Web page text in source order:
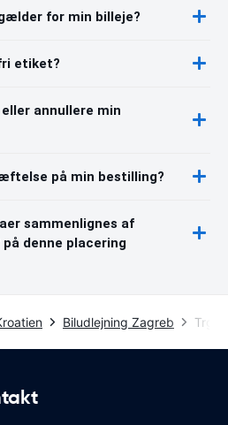
for min billeje?
etiket?
annullere min
på min bestilling?
sammenlignes af
denne placering
Biludlejning Zagreb Trg